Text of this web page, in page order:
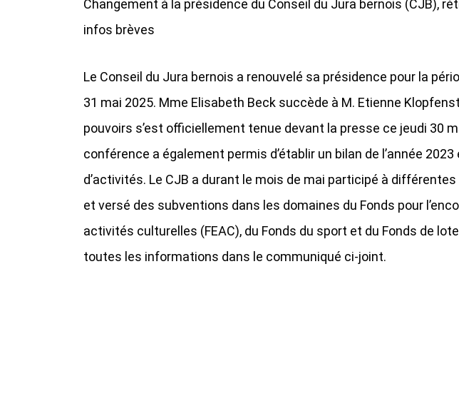
Changement à la présidence du Conseil du Jura bernois (CJB),
infos brèves
Le Conseil du Jura bernois a renouvelé sa présidence pour la
31 mai 2025. Mme Elisabeth Beck succède à M. Etienne
pouvoirs s’est officiellement tenue devant la presse ce jeudi 30
conférence a également permis d’établir un bilan de l’année
d’activités. Le CJB a durant le mois de mai participé à
et versé des subventions dans les domaines du Fonds pour
activités culturelles (FEAC), du Fonds du sport et du Fonds de
toutes les informations dans le communiqué ci-joint.